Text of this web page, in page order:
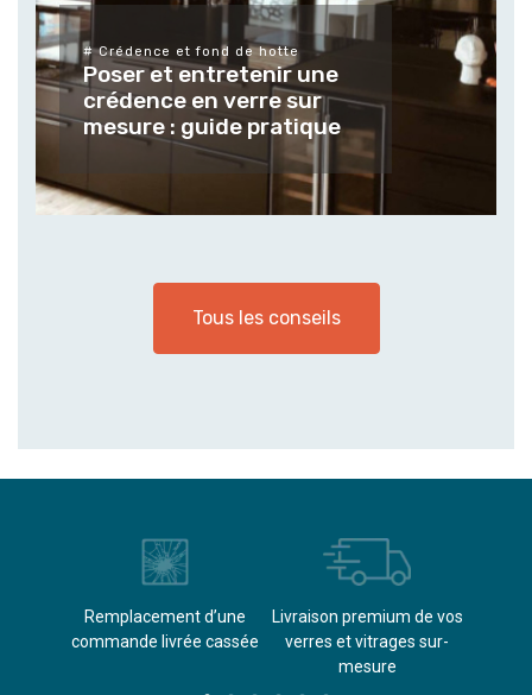
de hotte
une
sur
pratique
# Différents types de
Tendances et
verres et
mesure pour
extérieur
Tous les conseils
Remplacement d’une
commande livrée cassée​
Livraison premium de vos
verres et vitrages sur-
mesure